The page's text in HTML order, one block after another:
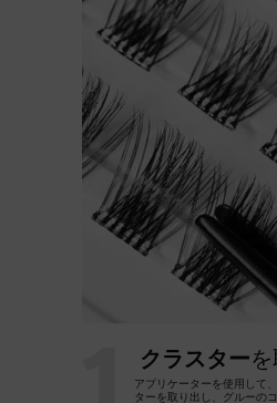
クラスター
アプリケーターを使用して
ターを取り出し、グルーの